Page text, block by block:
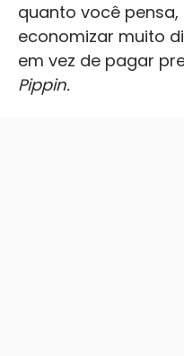
quanto você
economizar muito
em vez de pagar
Pippin.